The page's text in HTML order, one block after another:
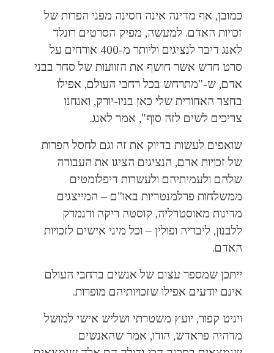
כמובן, אף מדינה אינה חסינה מפני הפרות של
זכויות האדם. למעשה, מפיק הסרטים רונלד
לאנג דיבר לנציגים וליותר מ-400 אורחים על
סרט חדש אשר חושף את הזוועות של סחר בבני
אדם, ש-"מתרחש בכל רחבי העולם, אפילו
בחצר האחורית שלי כאן בניו-יורק, ואנחנו
צריכים לשים לזה סוף", אמר לאנג.
שואפים לעשות בדיוק את זה וגם לחסל הפרות
של זכויות אדם, הנציגים הציגו את העבודה
שלהם ולעמיתיהם ולעשרות דיפלומטים
ממשלחות פרלמנטריות באו"ם – המייצגים
מדינות מאוסטרליה, קוסטה ריקה ודנמרק
ללבנון, ליבריה ופולין – וכל מיני אישים לזכויות
האדם.
ייתכן שמספר עצום של אנשים ברחבי העולם
אינם יודעים אפילו שזכויותיהם מופרות.
ויניט קפור, יועץ משטרתי ושליש אישי למושל
מדהיה פראדש, הודו, אמר שהאנשים